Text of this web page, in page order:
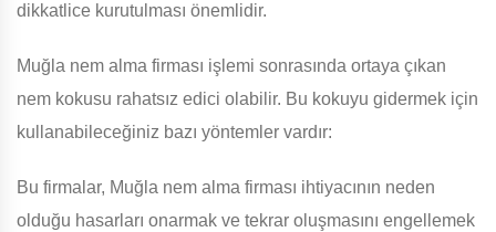
dikkatlice kurutulması önemlidir.
Muğla nem alma firması işlemi sonrasında ortaya çıkan
nem kokusu rahatsız edici olabilir. Bu kokuyu gidermek için
kullanabileceğiniz bazı yöntemler vardır:
Bu firmalar, Muğla nem alma firması ihtiyacının neden
olduğu hasarları onarmak ve tekrar oluşmasını engellemek